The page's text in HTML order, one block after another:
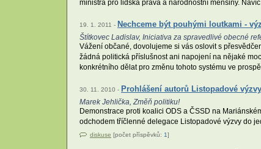
ministra pro lidská práva a národnostní menšiny.
19. 1. 2011 - Nechceme být pouhými loutkami -
Štítkovec Ladislav, Iniciativa za spravedlivé obecné
Vážení občané, dovolujeme si vás oslovit s
žádná politická příslušnost ani napojení na nějaké
konkrétního dělat pro změnu tohoto systému ve
30. 11. 2010 - Prohlášení autorů Listopadové
Marek Jehlička, Změň politiku!
Demonstrace proti koalici ODS a ČSSD na
odchodem tříčlenné delegace Listopadové výzvy do
diskuse [počet příspěvků: 1]